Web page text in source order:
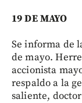
19 DE MAYO
Se informa de
de mayo.
accionista
respaldo a la
saliente,